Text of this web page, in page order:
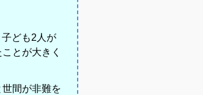
ども2人が
とが大きく
間が非難を